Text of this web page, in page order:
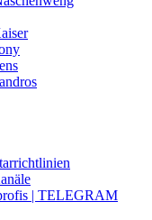
| TELEGRAM